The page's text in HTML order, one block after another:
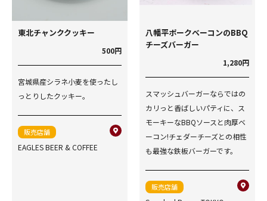
東北チャンククッキー
500円
宮城県産シラネ小麦を使ったし
っとりしたクッキー。
販売店舗
EAGLES BEER & COFFEE
八幡平ポークベーコンのBBQ
チーズバーガー
1,280円
スマッシュバーガーならではの
カリっと香ばしいパティに、ス
モーキーなBBQソースと肉厚ベ
ーコン!チェダーチーズとの相性
も最強な鉄板バーガーです。
販売店舗